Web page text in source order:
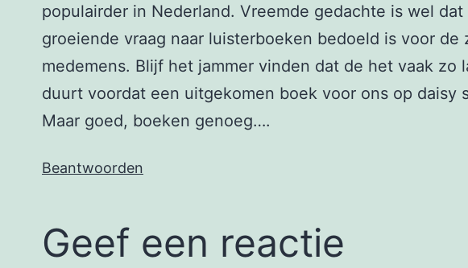
populairder in Nederland. Vreemde gedachte is wel dat
groeiende vraag naar luisterboeken bedoeld is voor de
medemens. Blijf het jammer vinden dat de het vaak zo
duurt voordat een uitgekomen boek voor ons op daisy
Maar goed, boeken genoeg….
Beantwoorden
Geef een reactie